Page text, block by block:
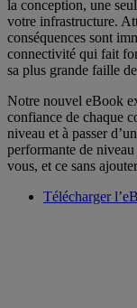
la conception, une
votre infrastructure.
conséquences sont
connectivité qui fait
sa plus grande faille
Notre nouvel eBook
confiance de chaque
niveau et à passer
performante de
vous, et ce sans
Télécharger